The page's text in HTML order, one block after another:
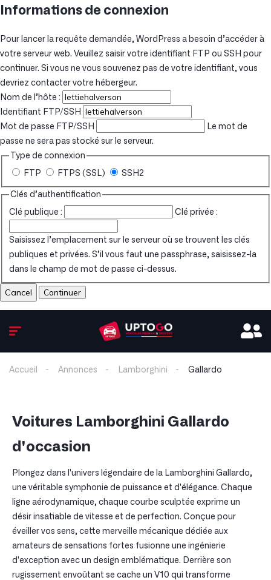
Informations de connexion
Pour lancer la requête demandée, WordPress a besoin d’accéder à
votre serveur web. Veuillez saisir votre identifiant FTP ou SSH pour
continuer. Si vous ne vous souvenez pas de votre identifiant, vous
devriez contacter votre hébergeur.
Nom de l’hôte :
Identifiant FTP/SSH
Mot de passe FTP/SSH
Le mot de
passe ne sera pas stocké sur le serveur.
Type de connexion
FTP FTPS (SSL) SSH2
Clés d’authentification
Clé publique : Clé privée :
Saisissez l’emplacement sur le serveur où se trouvent les clés
publiques et privées. S’il vous faut une passphrase, saisissez-la
dans le champ de mot de passe ci-dessus.
Cancel
Accueil Annonces Lamborghini Gallardo
Voitures Lamborghini Gallardo
d'occasion
Plongez dans l'univers légendaire de la Lamborghini Gallardo,
une véritable symphonie de puissance et d'élégance. Chaque
ligne aérodynamique, chaque courbe sculptée exprime un
désir insatiable de vitesse et de perfection. Conçue pour
éveiller vos sens, cette merveille mécanique dédiée aux
amateurs de sensations fortes fusionne une ingénierie
d'exception avec un design emblématique. Derrière son
rugissement envoûtant se cache un V10 qui transforme